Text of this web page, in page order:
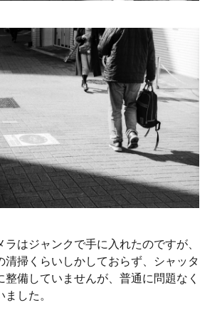
はジャンクで手に入れたのですが、
清掃くらいしかしておらず、シャッタ
整備していませんが、普通に問題なく
した。